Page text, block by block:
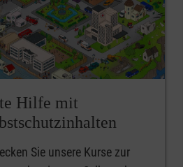
Hilfe mit
Sie unsere Kurse zur